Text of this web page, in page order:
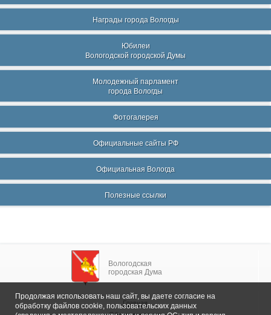
Награды города Вологды
Юбилеи
Вологодской городской Думы
Молодежный парламент
города Вологды
Фотогалерея
Официальные сайты РФ
Официальная Вологда
Полезные ссылки
Вологодская
городская Дума
Главная
Продолжая использовать наш сайт, вы даете согласие на
обработку файлов cookie, пользовательских данных